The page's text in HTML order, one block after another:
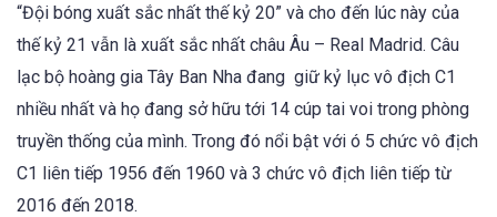
“Đội bóng xuất sắc nhất thế kỷ 20” và cho đến lúc này của
thế kỷ 21 vẫn là xuất sắc nhất châu Âu – Real Madrid. Câu
lạc bộ hoàng gia Tây Ban Nha đang giữ kỷ lục vô địch C1
nhiều nhất và họ đang sở hữu tới 14 cúp tai voi trong phòng
truyền thống của mình. Trong đó nổi bật với ó 5 chức vô địch
C1 liên tiếp 1956 đến 1960 và 3 chức vô địch liên tiếp từ
2016 đến 2018.